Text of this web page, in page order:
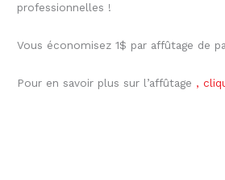
professionnelles !
Vous économisez 1$ par affûtage de
Pour en savoir plus sur l’affûtage ,